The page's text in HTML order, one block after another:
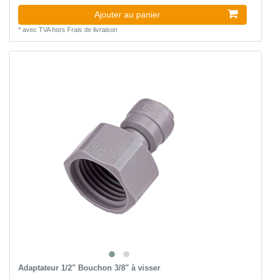
Ajouter au panier
* avec TVAhors Frais de livraison
Adaptateur 1/2" Bouchon 3/8" à visser